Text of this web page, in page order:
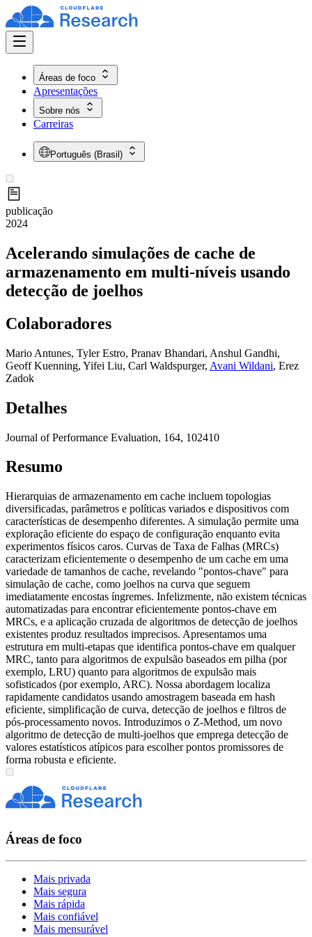
Áreas de foco
Apresentações
Sobre nós
Carreiras
Português (Brasil)
publicação
2024
Acelerando simulações de cache de
armazenamento em multi-níveis usando
detecção de joelhos
Colaboradores
Mario Antunes, Tyler Estro, Pranav Bhandari, Anshul Gandhi,
Geoff Kuenning, Yifei Liu, Carl Waldspurger, Avani Wildani, Erez
Zadok
Detalhes
Journal of Performance Evaluation, 164, 102410
Resumo
Hierarquias de armazenamento em cache incluem topologias
diversificadas, parâmetros e políticas variados e dispositivos com
características de desempenho diferentes. A simulação permite uma
exploração eficiente do espaço de configuração enquanto evita
experimentos físicos caros. Curvas de Taxa de Falhas (MRCs)
caracterizam eficientemente o desempenho de um cache em uma
variedade de tamanhos de cache, revelando "pontos-chave" para
simulação de cache, como joelhos na curva que seguem
imediatamente encostas íngremes. Infelizmente, não existem técnicas
automatizadas para encontrar eficientemente pontos-chave em
MRCs, e a aplicação cruzada de algoritmos de detecção de joelhos
existentes produz resultados imprecisos. Apresentamos uma
estrutura em multi-etapas que identifica pontos-chave em qualquer
MRC, tanto para algoritmos de expulsão baseados em pilha (por
exemplo, LRU) quanto para algoritmos de expulsão mais
sofisticados (por exemplo, ARC). Nossa abordagem localiza
rapidamente candidatos usando amostragem baseada em hash
eficiente, simplificação de curva, detecção de joelhos e filtros de
pós-processamento novos. Introduzimos o Z-Method, um novo
algoritmo de detecção de multi-joelhos que emprega detecção de
valores estatísticos atípicos para escolher pontos promissores de
forma robusta e eficiente.
Áreas de foco
Mais privada
Mais segura
Mais rápida
Mais confiável
Mais mensurável